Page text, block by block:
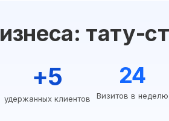
тату-
+5
удержанных клиентов
24
Визитов в неделю